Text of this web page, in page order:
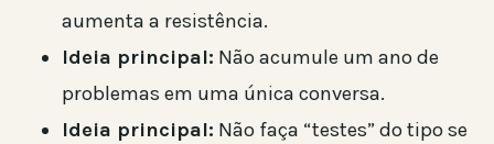
aumenta a resistência.
Ideia principal: Não acumule um ano de
problemas em uma única conversa.
Ideia principal: Não faça “testes” do tipo se